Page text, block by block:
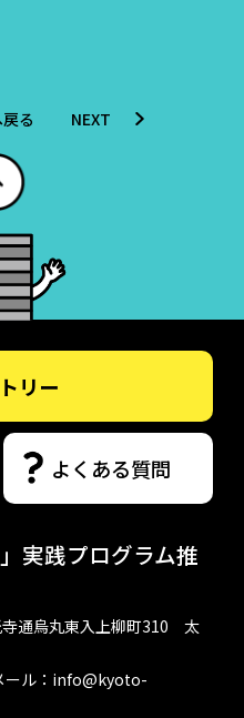
る NEXT
実践プログラム推
通烏丸東入上柳町310 太
ル： info@kyoto-
リー
よくある質問